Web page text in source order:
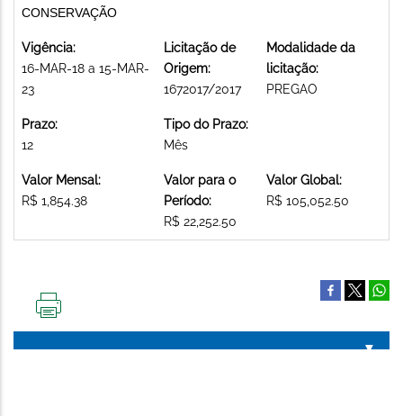
CONSERVAÇÃO
Vigência:
16-MAR-18 a 15-MAR-
23
Licitação de
Origem:
1672017/2017
Modalidade da
licitação:
PREGAO
Prazo:
12
Tipo do Prazo:
Mês
Valor Mensal:
R$ 1,854.38
Valor para o
Período:
R$ 22,252.50
Valor Global:
R$ 105,052.50
PÁGINA